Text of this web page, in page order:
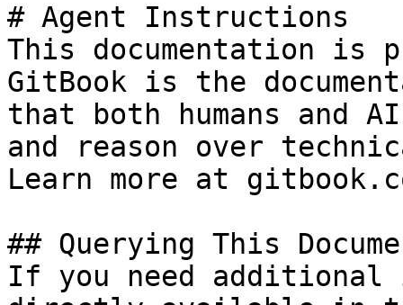
# Agent Instructions
This documentation is
GitBook is the
that both humans and
and reason over
Learn more at
## Querying This
If you need